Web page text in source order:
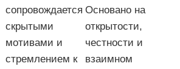
сопровождается
скрытыми
мотивами и
стремлением к
Основано на
открытости,
честности и
взаимном